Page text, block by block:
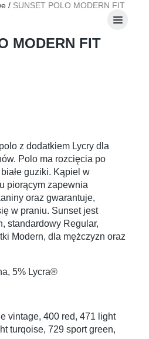
/ SUNSET POLO MODERN FIT
MODERN FIT
z dodatkiem Lycry dla
Polo ma rozcięcia po
guziki. Kąpiel w
piorącym zapewnia
oraz gwarantuje,
w praniu. Sunset jest
standardowy Regular,
Modern, dla mężczyzn oraz
5% Lycra®
vintage, 400 red, 471 light
turqoise, 729 sport green,